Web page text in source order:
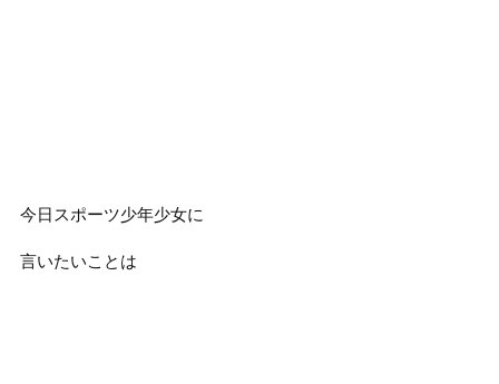
今日スポーツ少年少女に
言いたいことは